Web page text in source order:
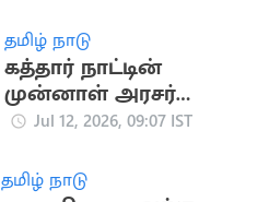
நன்மைகள்
தமிழ் நாடு
கத்தார் நாட்டின்
முன்னாள் அரசர்
காலமானார்
Jul 12, 2026, 09:07 IST
தமிழ் நாடு